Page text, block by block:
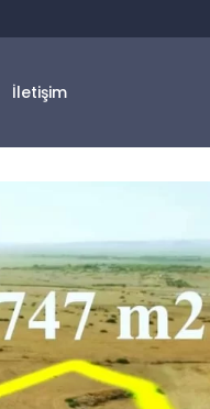
İletişim